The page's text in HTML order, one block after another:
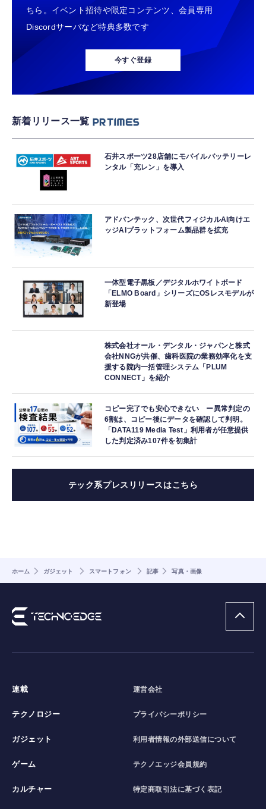
ちら。イベント招待や限定コンテンツ、会員専用
Discordサーバなど特典多数です
今すぐ登録
新着リリース一覧
石井スポーツ28店舗にモバイルバッテリーレ
ンタル「充レン」を導入
アドバンテック、次世代フィジカルAI向けエ
ッジAIプラットフォーム製品群を拡充
一体型電子黒板／デジタルホワイトボード
「ELMO Board」シリーズにOSレスモデルが
新登場
株式会社オール・デンタル・ジャパンと株式
会社NNGが共催、歯科医院の業務効率化を支
援する院内一括管理システム「PLUM
CONNECT」を紹介
コピー完了でも安心できない ー異常判定の
6割は、コピー後にデータを確認して判明。
「DATA119 Media Test」利用者が任意提供
した判定済み107件を初集計
テック系プレスリリースはこちら
ホーム ガジェット スマートフォン 記事 写真・画像
連載
テクノロジー
ガジェット
ゲーム
カルチャー
運営会社
プライバシーポリシー
利用者情報の外部送信について
テクノエッジ会員規約
特定商取引法に基づく表記